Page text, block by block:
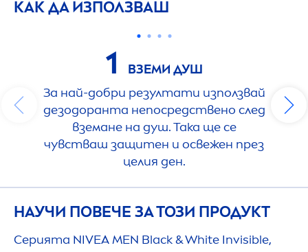
КАК ДА ИЗПОЛЗВАШ
1
ВЗЕМИ ДУШ
За най-добри резултати използвай
дезодоранта непосредствено след
вземане на душ. Така ще се
чувстваш защитен и освежен през
целия ден.
НАУЧИ ПОВЕЧЕ ЗА ТОЗИ ПРОДУКТ
Серията NIVEAMEN Black&White Invisible,